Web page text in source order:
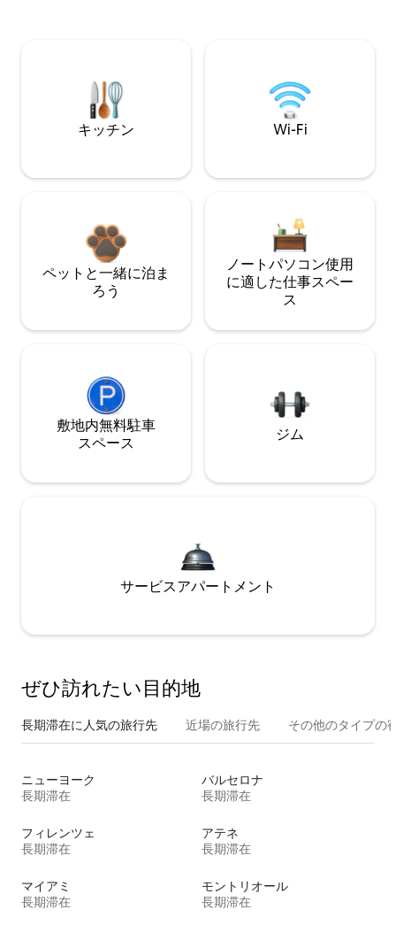
キッチン Wi-Fi
ペットと一緒に泊ま
ろう
ノートパソコン使用
に適した仕事スペー
ス
敷地内無料駐⁠車
ス⁠ペ⁠ー⁠ス
ジム
サービスアパートメント
ぜひ訪⁠れ⁠た⁠い目⁠的⁠地
長期滞在に人気の旅行先 近場の旅行先 その他のタ⁠イ⁠プ⁠の
ニューヨーク
長期滞在
バルセロナ
長期滞在
フィレンツェ
長期滞在
アテネ
長期滞在
マイアミ
長期滞在
モントリオール
長期滞在